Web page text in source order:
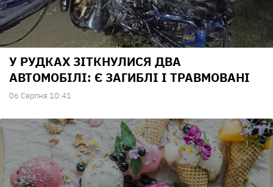
У РУДКАХ ЗІТКНУЛИСЯ ДВА
АВТОМОБІЛІ: Є ЗАГИБЛІ І ТРАВМОВАНІ
06 Серпня 10:41